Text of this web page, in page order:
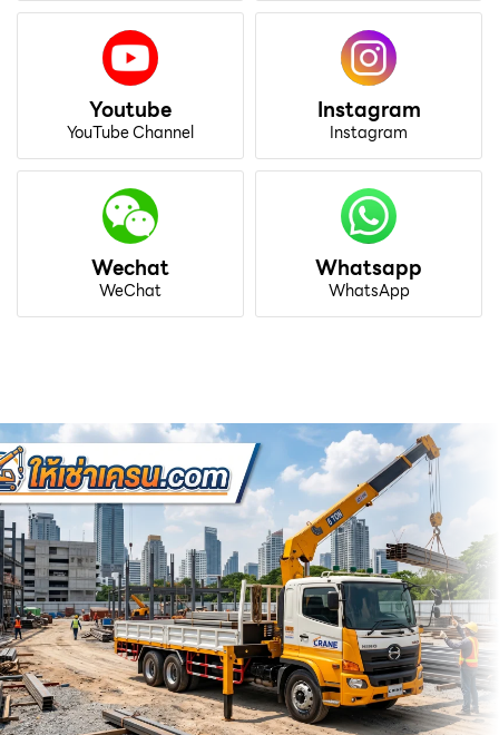
Youtube
YouTube Channel
Instagram
Instagram
Wechat
WeChat
Whatsapp
WhatsApp